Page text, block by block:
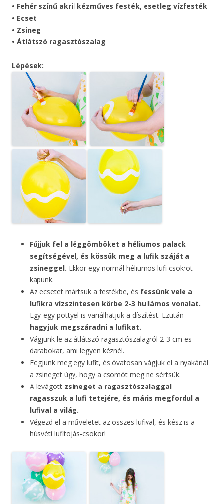
• Fehér színű akril kézműves festék, esetleg vízfesték
• Ecset
• Zsineg
• Átlátszó ragasztószalag
Lépések:
Fújjuk fel a léggömböket a héliumos palack
segítségével, és kössük meg a lufik száját a
zsineggel. Ekkor egy normál héliumos lufi csokrot
kapunk.
Az ecsetet mártsuk a festékbe, és fessünk vele a
lufikra vízszintesen körbe 2-3 hullámos vonalat.
Egy-egy pöttyel is variálhatjuk a díszítést. Ezután
hagyjuk megszáradni a lufikat.
Vágjunk le az átlátszó ragasztószalagról 2-3 cm-es
darabokat, ami legyen kéznél.
Fogjunk meg egy lufit, és óvatosan vágjuk el a nyakánál
a zsineget úgy, hogy a csomót meg ne sértsük.
A levágott zsineget a ragasztószalaggal
ragasszuk a lufi tetejére, és máris megfordul a
lufival a világ.
Végezd el a műveletet az összes lufival, és kész is a
húsvéti lufitojás-csokor!